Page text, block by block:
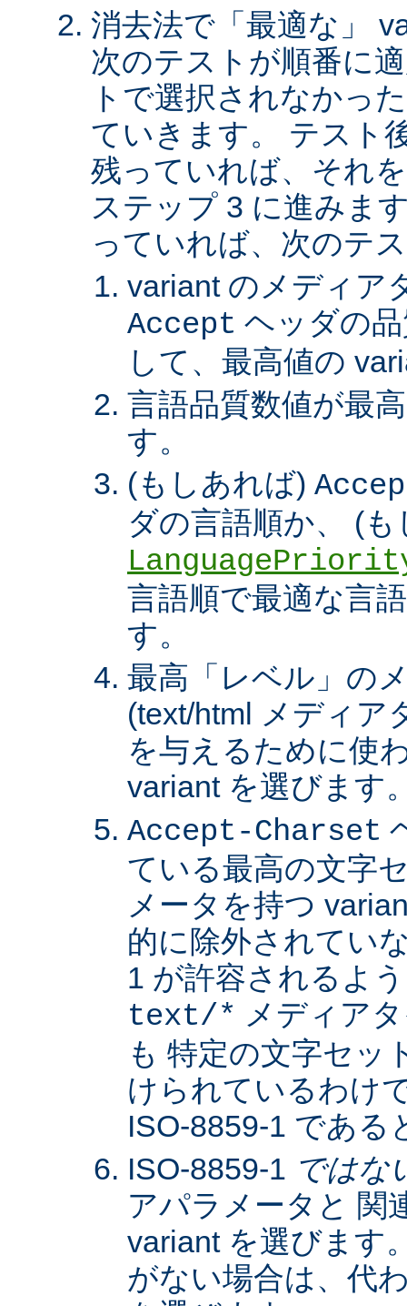
消去法で「最適な」
次のテストが順番に
トで選択されなかっ
ていきます。 テスト
残っていれば、それ
ステップ 3 に進みま
っていれば、次のテ
variant のメディア
Accept ヘッダの
して、最高値の
言語品質数値が最
す。
(もしあれば)
ダの言語順か、 (
言語順で最適な言
す。
最高「レベル」の
(text/html メディア
を与えるために使
variant を選びます
Accept-Charset
ている最高の文字
メータを持つ
的に除外されてい
1 が許容されるよ
text/* メディア
も 特定の文字セッ
けられているわけ
ISO-8859-1 である
ISO-8859-1 ではな
アパラメータと 関
variant を選びます
がない場合は、代